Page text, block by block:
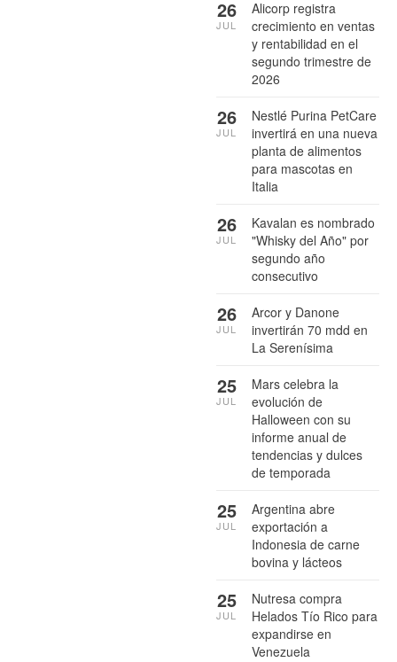
Alicorp registra
crecimiento en ventas
y rentabilidad en el
segundo trimestre de
2026
26
JUL
Nestlé Purina PetCare
invertirá en una nueva
planta de alimentos
para mascotas en
Italia
26
JUL
Kavalan es nombrado
"Whisky del Año" por
segundo año
consecutivo
26
JUL
Arcor y Danone
invertirán 70 mdd en
La Serenísima
26
JUL
Mars celebra la
evolución de
Halloween con su
informe anual de
tendencias y dulces
de temporada
25
JUL
Argentina abre
exportación a
Indonesia de carne
bovina y lácteos
25
JUL
Nutresa compra
Helados Tío Rico para
expandirse en
Venezuela
25
JUL